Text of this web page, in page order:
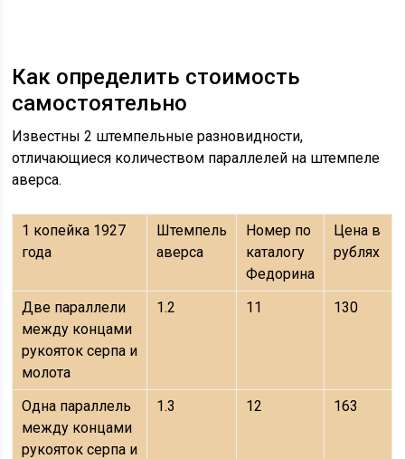
Как определить стоимость
самостоятельно
Известны 2 штемпельные разновидности,
отличающиеся количеством параллелей на штемпеле
аверса.
1 копейка 1927
года
Штемпель
аверса
Номер по
каталогу
Федорина
Цена в
рублях
Две параллели
между концами
рукояток серпа и
молота
1.2 11 130
Одна параллель
между концами
рукояток серпа и
1.3 12 163